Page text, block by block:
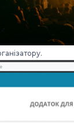
у.